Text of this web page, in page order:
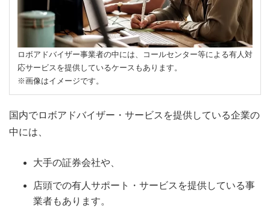
ロボアドバイザー事業者の中には、コールセンター等による有人対
応サービスを提供しているケースもあります。
※画像はイメージです。
国内でロボアドバイザー・サービスを提供している企業の
中には、
大手の証券会社や、
店頭での有人サポート・サービスを提供している事
業者もあります。